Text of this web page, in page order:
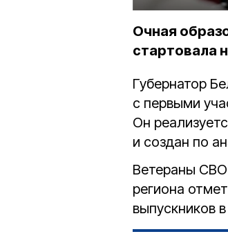
Очная
стартовала
Губернатор
с первыми
Он
и создан по
Ветераны СВО
региона
выпускников